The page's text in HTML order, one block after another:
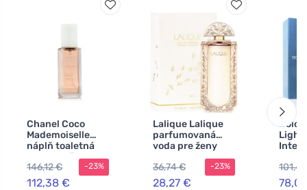
Chanel Coco
Mademoiselle
náplň toaletná
voda pre ženy
146,12 €
112,38 €
-23%
Lalique Lalique
parfumovaná
voda pre ženy
36,74 €
28,27 €
-23%
Light
voda
100